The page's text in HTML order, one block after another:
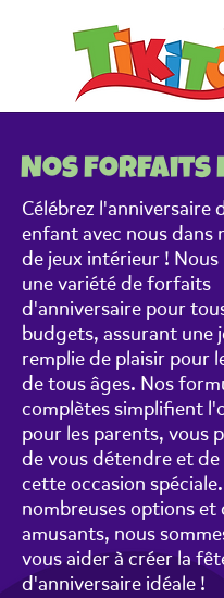
Nos forfaits
Célébrez l'anniversaire
enfant avec nous dans
de jeux intérieur !
une variété de forfaits
d'anniversaire pour
budgets, assurant une
remplie de plaisir pour
de tous âges. Nos
complètes simplifient
pour les parents, vous
de vous détendre et
cette occasion
nombreuses options et
amusants, nous
vous aider à créer la
d'anniversaire idéale !